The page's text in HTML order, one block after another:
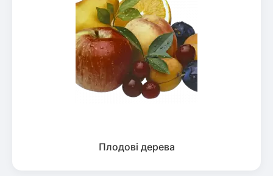
Плодові дерева